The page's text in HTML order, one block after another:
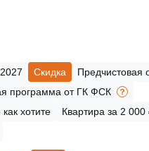
Скидка
Предчистовая
программа от ГК ФСК
хотите
Квартира за 2